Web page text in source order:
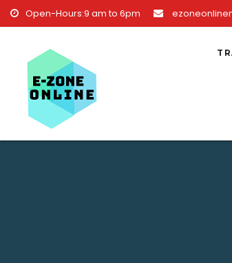
Skip to content
Open-Hours:9 am to 6pm